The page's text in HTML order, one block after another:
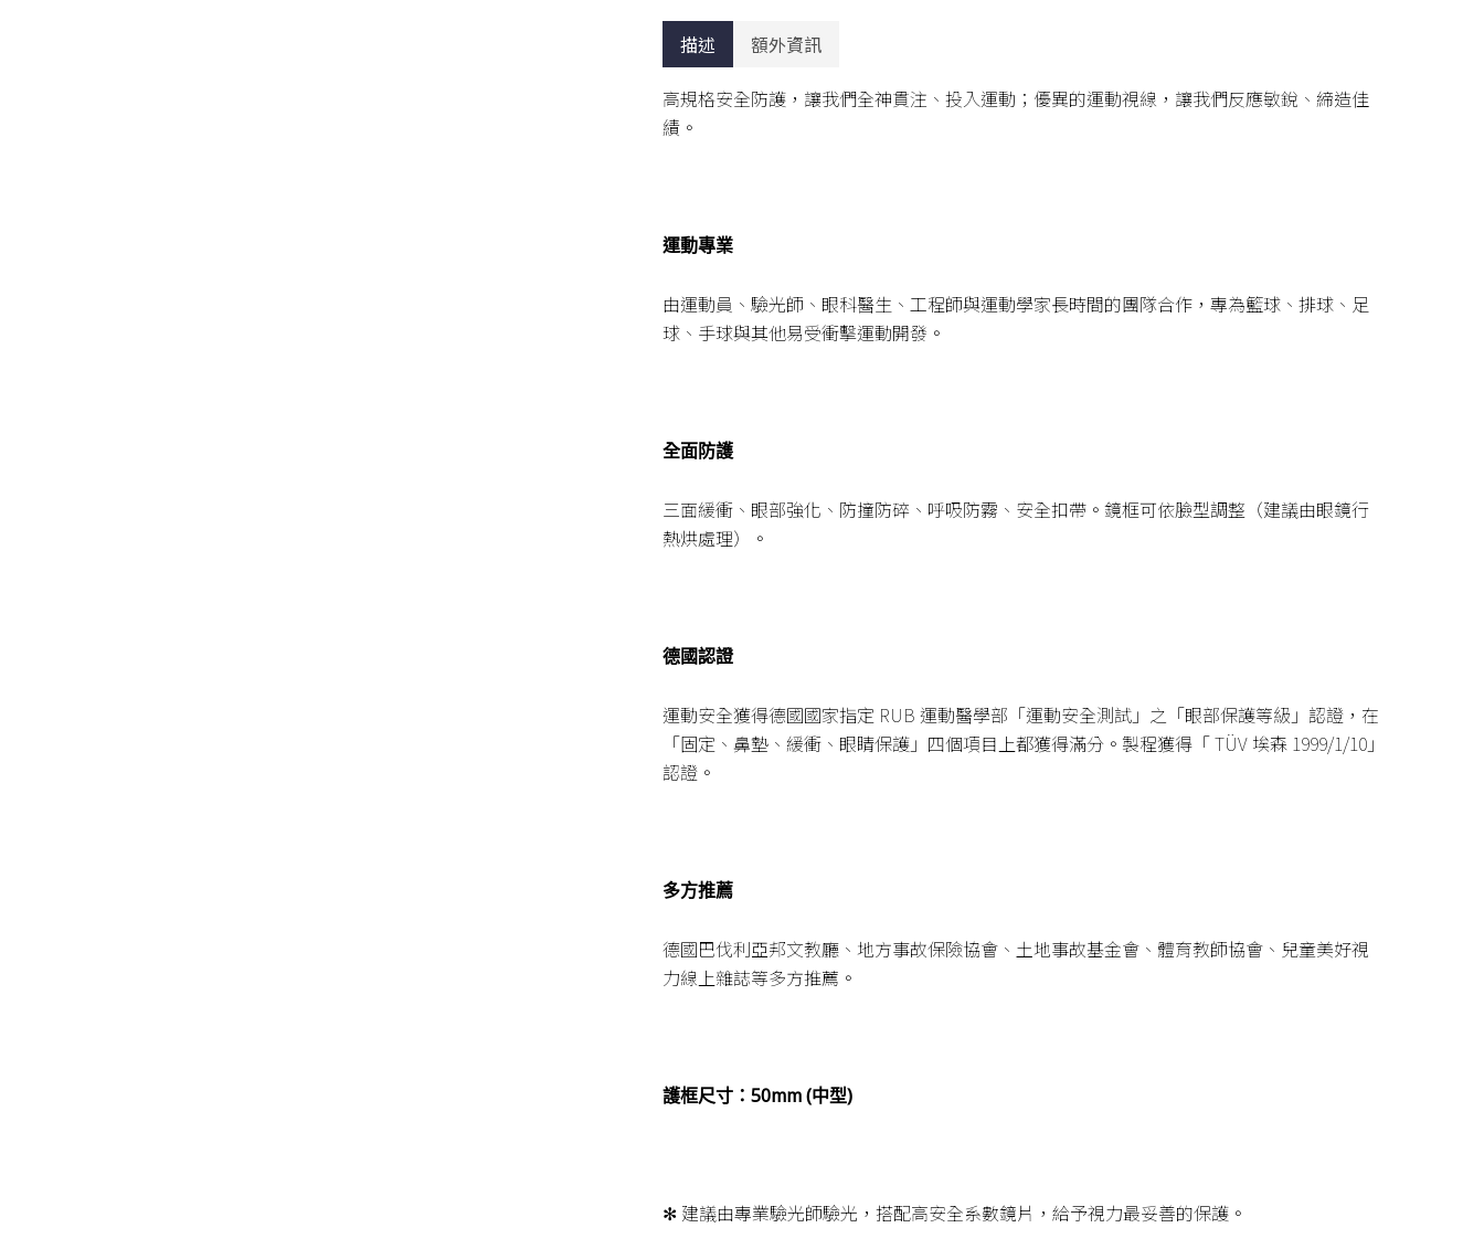
描述 額外資訊
高規格安全防護，讓我們全神貫注、投入運動；優異的運動視線，讓我們反應敏銳、締造佳
績。
運動專業
由運動員、驗光師、眼科醫生、工程師與運動學家長時間的團隊合作，專為籃球、排球、足
球、手球與其他易受衝擊運動開發。
全面防護
三面緩衝、眼部強化、防撞防碎、呼吸防霧、安全扣帶。鏡框可依臉型調整（建議由眼鏡行
熱烘處理）。
德國認證
運動安全獲得德國國家指定 RUB 運動醫學部「運動安全測試」之「眼部保護等級」認證，在
「固定、鼻墊、緩衝、眼睛保護」四個項目上都獲得滿分。製程獲得「 TÜV 埃森 1999/1/10」
認證。
多方推薦
德國巴伐利亞邦文教廳、地方事故保險協會、土地事故基金會、體育教師協會、兒童美好視
力線上雜誌等多方推薦。
護框尺寸：50mm (中型)
✻ 建議由專業驗光師驗光，搭配高安全系數鏡片，給予視力最妥善的保護。